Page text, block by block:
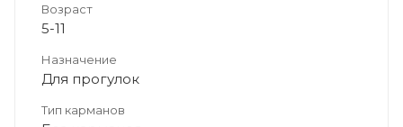
Возраст
5-11
Назначение
Для прогулок
Тип карманов